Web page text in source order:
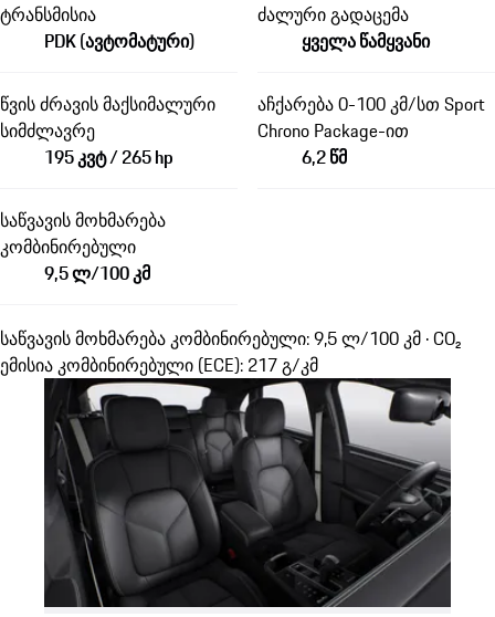
ტრანსმისია
PDK (ავტომატური)
ძალური გადაცემა
ყველა წამყვანი
წვის ძრავის მაქსიმალური
სიმძლავრე
195 კვტ / 265 hp
აჩქარება 0-100 კმ/სთ Sport
Chrono Package-ით
6,2 წმ
საწვავის მოხმარება
კომბინირებული
9,5 ლ/100 კმ
საწვავის მოხმარება კომბინირებული: 9,5 ლ/100 კმ · CO₂
ემისია კომბინირებული (ECE): 217 გ/კმ